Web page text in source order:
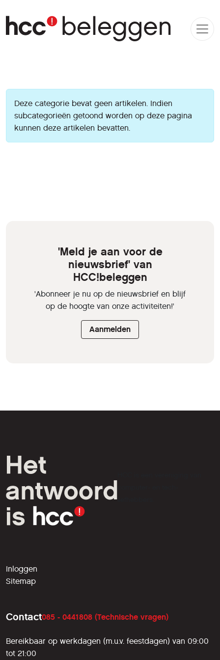
Informatie
Deze categorie bevat geen artikelen. Indien
subcategorieën getoond worden op deze pagina
kunnen deze artikelen bevatten.
'Meld je aan voor de
nieuwsbrief' van
HCC!beleggen
'Abonneer je nu op de nieuwsbrief en blijf
op de hoogte van onze activiteiten!'
Aanmelden
liefhebbers.
Inloggen
Sitemap
Contact085 - 0441808 (Technische vragen)
Bereikbaar op werkdagen (m.u.v. feestdagen) van 09:00
tot 21:00